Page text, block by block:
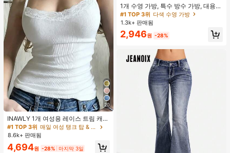
20
INAWLY 1개 여성용 레이스 트림 캐미
솔 탑, 베이직핏 우아한 솔리드 컬러
탱크
#1 TOP 3위
매일 여성 탱크 탑 & 카미스
8.6k+ 판매됨
4,694원 -28% 마지막 3일
1개 수영 가방, 특수 방수 가방, 대용량
남성용 비치 세면 가방, 여성용 수영
복, 여행, 휴대용, 경량, , 스타일리시
#1 TOP 3위 다색 수영 가방
1.3k+ 판매됨
2,946원 -28%